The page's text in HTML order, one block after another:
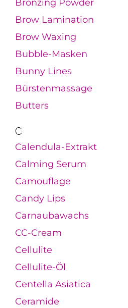
Bronzing Powder
Brow Lamination
Brow Waxing
Bubble-Masken
Bunny Lines
Bürstenmassage
Butters
C
Calendula-Extrakt
Calming Serum
Camouflage
Candy Lips
Carnaubawachs
CC-Cream
Cellulite
Cellulite-Öl
Centella Asiatica
Ceramide